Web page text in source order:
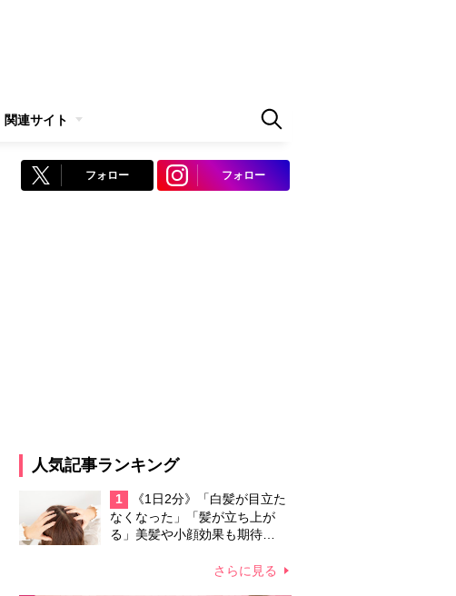
関連サイト
フォロー フォロー
人気記事ランキング
1
《1日2分》「白髪が目立た
なくなった」「髪が立ち上が
る」美髪や小顔効果も期待
さらに見る